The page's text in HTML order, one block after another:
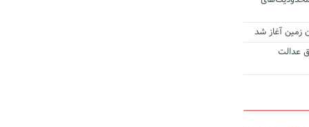
زمین آغاز شد
عدالت